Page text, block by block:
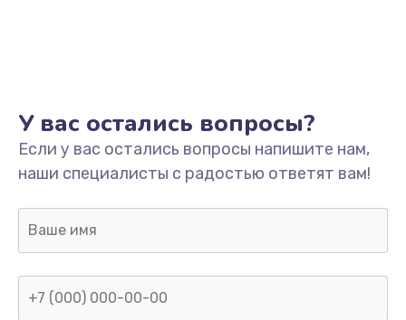
Замена/Pемонт карбюратора
1300 руб.
Заказать
Ремонт капиллярной трубки
400 руб.
У вас остались вопросы?
Если у вас остались вопросы напишите нам,
наши специалисты с радостью ответят вам!